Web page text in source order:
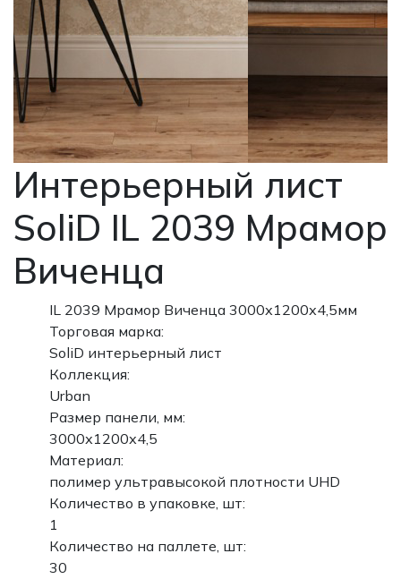
Интерьерный лист
SoliD IL 2039 Мрамор
Виченца
IL 2039 Мрамор Виченца 3000х1200х4,5мм
Торговая марка:
SoliD интерьерный лист
Коллекция:
Urban
Размер панели, мм:
3000х1200х4,5
Материал:
полимер ультравысокой плотности UHD
Количество в упаковке, шт:
1
Количество на паллете, шт:
30